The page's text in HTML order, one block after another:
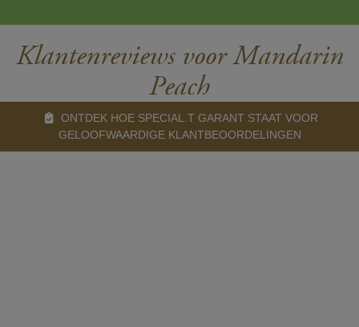
Klantenreviews voor Mandarin
Peach
ONTDEK HOE SPECIAL.T GARANT STAAT VOOR
GELOOFWAARDIGE KLANTBEOORDELINGEN